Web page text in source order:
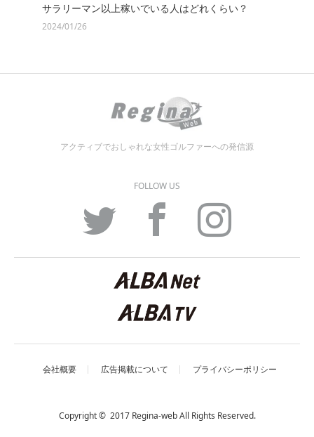
サラリーマン以上稼いでいる人はどれくらい？
2024/01/26
アクティブでおしゃれな女性ゴルファーへの発信源
FOLLOW US
Facebook Instagram
会社概要 広告掲載について プライバシーポリシー
Copyright © 2017 Regina-web All Rights Reserved.